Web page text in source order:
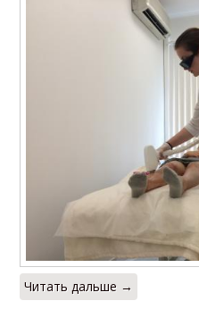
Читать дальше →